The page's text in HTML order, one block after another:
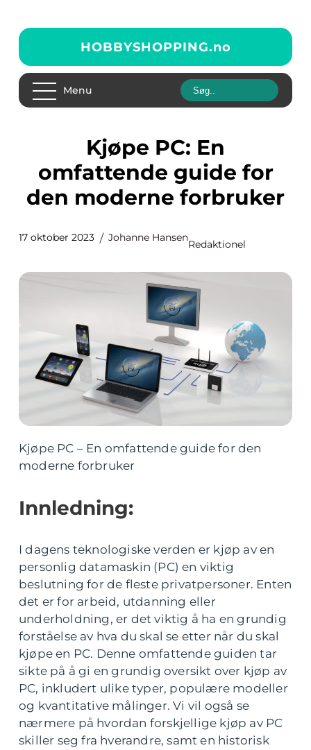
HOBBYSHOPPING.no
Menu
Kjøpe PC: En
omfattende guide for
den moderne forbruker
17 oktober 2023 Johanne Hansen
Redaktionel
Kjøpe PC – En omfattende guide for den
moderne forbruker
Innledning:
I dagens teknologiske verden er kjøp av en
personlig datamaskin (PC) en viktig
beslutning for de fleste privatpersoner. Enten
det er for arbeid, utdanning eller
underholdning, er det viktig å ha en grundig
forståelse av hva du skal se etter når du skal
kjøpe en PC. Denne omfattende guiden tar
sikte på å gi en grundig oversikt over kjøp av
PC, inkludert ulike typer, populære modeller
og kvantitative målinger. Vi vil også se
nærmere på hvordan forskjellige kjøp av PC
skiller seg fra hverandre, samt en historisk